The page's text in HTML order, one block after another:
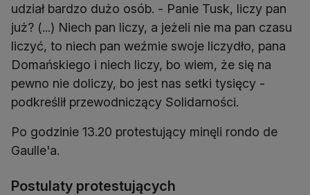
udział bardzo dużo osób. - Panie Tusk, liczy pan
już? (...) Niech pan liczy, a jeżeli nie ma pan czasu
liczyć, to niech pan weźmie swoje liczydło, pana
Domańskiego i niech liczy, bo wiem, że się na
pewno nie doliczy, bo jest nas setki tysięcy -
podkreślił przewodniczący Solidarności.
Po godzinie 13.20 protestujący minęli rondo de
Gaulle'a.
Postulaty protestujących